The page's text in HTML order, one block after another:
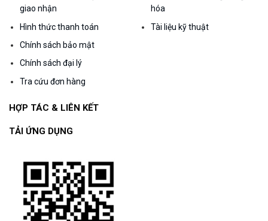
giao nhận
Hình thức thanh toán
Chính sách bảo mật
Chính sách đại lý
Tra cứu đơn hàng
hóa
Tài liệu kỹ thuật
HỢP TÁC & LIÊN KẾT
TẢI ỨNG DỤNG